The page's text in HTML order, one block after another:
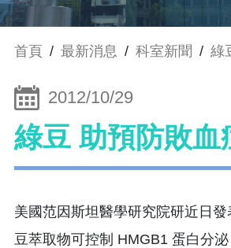
首頁 / 最新消息 / 科室新聞 / 綠
2012/10/29
綠豆 助預防敗血
美國范因斯坦醫學研究院研近日
豆萃取物可控制 HMGB1 蛋白分